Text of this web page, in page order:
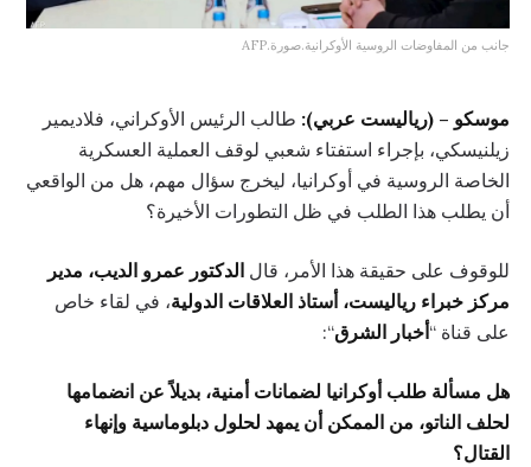
جانب من المفاوضات الروسية الأوكرانية.صورة.AFP
موسكو – (رياليست عربي): طالب الرئيس الأوكراني، فلاديمير
زيلنيسكي، بإجراء استفتاء شعبي لوقف العملية العسكرية
الخاصة الروسية في أوكرانيا، ليخرج سؤال مهم، هل من الواقعي
أن يطلب هذا الطلب في ظل التطورات الأخيرة؟
للوقوف على حقيقة هذا الأمر، قال الدكتور عمرو الديب، مدير
مركز خبراء رياليست، أستاذ العلاقات الدولية، في لقاء خاص
على قناة “أخبار الشرق“:
هل مسألة طلب أوكرانيا لضمانات أمنية، بديلاً عن انضمامها
لحلف الناتو، من الممكن أن يمهد لحلول دبلوماسية وإنهاء
القتال؟